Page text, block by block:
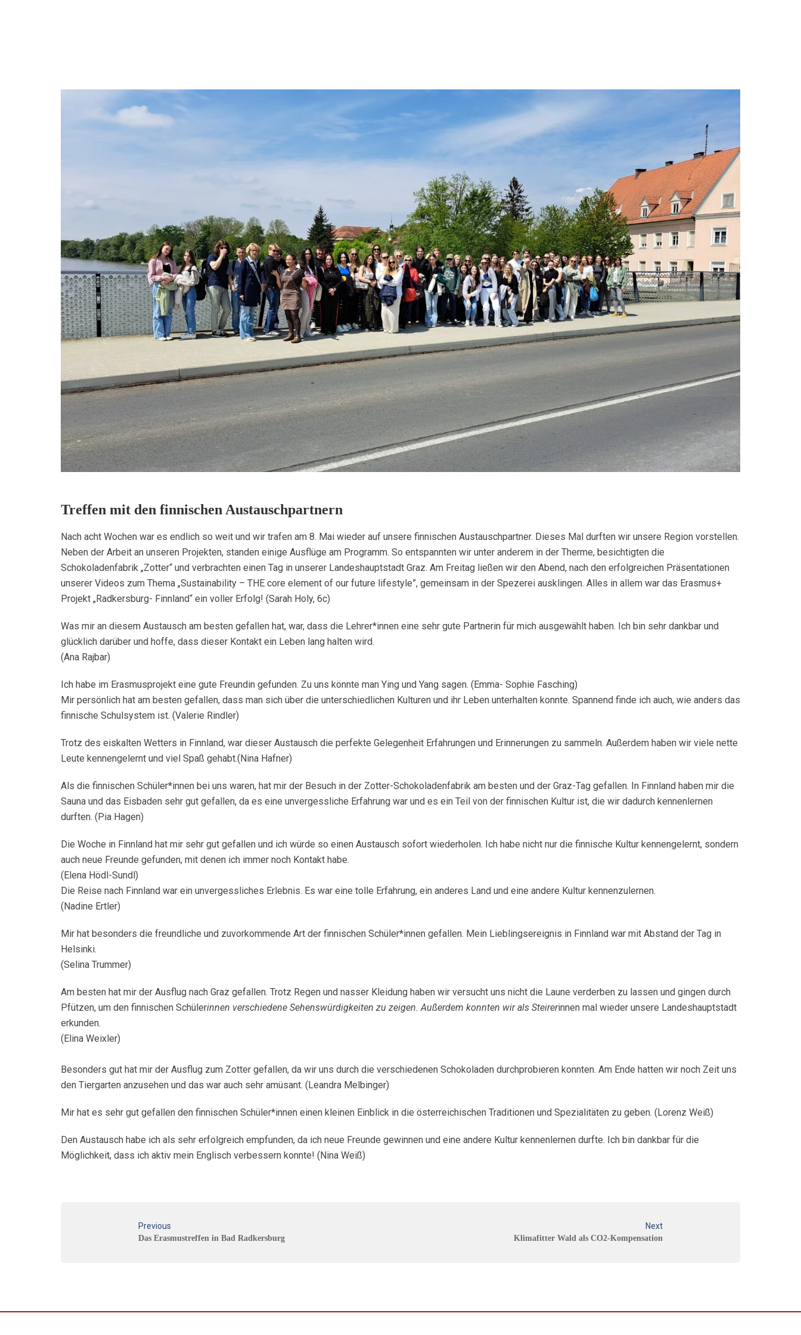
Treffen mit den finnischen Austauschpartnern
Nach acht Wochen war es endlich so weit und wir trafen am 8. Mai wieder auf unsere finnischen Austauschpartner. Dieses Mal durften wir unsere Region vorstellen.
Neben der Arbeit an unseren Projekten, standen einige Ausflüge am Programm. So entspannten wir unter anderem in der Therme, besichtigten die
Schokoladenfabrik „Zotter“ und verbrachten einen Tag in unserer Landeshauptstadt Graz. Am Freitag ließen wir den Abend, nach den erfolgreichen Präsentationen
unserer Videos zum Thema „Sustainability – THE core element of our future lifestyle”, gemeinsam in der Spezerei ausklingen. Alles in allem war das Erasmus+
Projekt „Radkersburg- Finnland“ ein voller Erfolg! (Sarah Holy, 6c)
Was mir an diesem Austausch am besten gefallen hat, war, dass die Lehrer*innen eine sehr gute Partnerin für mich ausgewählt haben. Ich bin sehr dankbar und
glücklich darüber und hoffe, dass dieser Kontakt ein Leben lang halten wird.
(Ana Rajbar)
Ich habe im Erasmusprojekt eine gute Freundin gefunden. Zu uns könnte man Ying und Yang sagen. (Emma- Sophie Fasching)
Mir persönlich hat am besten gefallen, dass man sich über die unterschiedlichen Kulturen und ihr Leben unterhalten konnte. Spannend finde ich auch, wie anders das
finnische Schulsystem ist. (Valerie Rindler)
Trotz des eiskalten Wetters in Finnland, war dieser Austausch die perfekte Gelegenheit Erfahrungen und Erinnerungen zu sammeln. Außerdem haben wir viele nette
Leute kennengelernt und viel Spaß gehabt.(Nina Hafner)
Als die finnischen Schüler*innen bei uns waren, hat mir der Besuch in der Zotter-Schokoladenfabrik am besten und der Graz-Tag gefallen. In Finnland haben mir die
Sauna und das Eisbaden sehr gut gefallen, da es eine unvergessliche Erfahrung war und es ein Teil von der finnischen Kultur ist, die wir dadurch kennenlernen
durften. (Pia Hagen)
Die Woche in Finnland hat mir sehr gut gefallen und ich würde so einen Austausch sofort wiederholen. Ich habe nicht nur die finnische Kultur kennengelernt, sondern
auch neue Freunde gefunden, mit denen ich immer noch Kontakt habe.
(Elena Hödl-Sundl)
Die Reise nach Finnland war ein unvergessliches Erlebnis. Es war eine tolle Erfahrung, ein anderes Land und eine andere Kultur kennenzulernen.
(Nadine Ertler)
Mir hat besonders die freundliche und zuvorkommende Art der finnischen Schüler*innen gefallen. Mein Lieblingsereignis in Finnland war mit Abstand der Tag in
Helsinki.
(Selina Trummer)
Am besten hat mir der Ausflug nach Graz gefallen. Trotz Regen und nasser Kleidung haben wir versucht uns nicht die Laune verderben zu lassen und gingen durch
Pfützen, um den finnischen Schülerinnen verschiedene Sehenswürdigkeiten zu zeigen. Außerdem konnten wir als Steirerinnen mal wieder unsere Landeshauptstadt
erkunden.
(Elina Weixler)
Besonders gut hat mir der Ausflug zum Zotter gefallen, da wir uns durch die verschiedenen Schokoladen durchprobieren konnten. Am Ende hatten wir noch Zeit uns
den Tiergarten anzusehen und das war auch sehr amüsant. (Leandra Melbinger)
Mir hat es sehr gut gefallen den finnischen Schüler*innen einen kleinen Einblick in die österreichischen Traditionen und Spezialitäten zu geben. (Lorenz Weiß)
Den Austausch habe ich als sehr erfolgreich empfunden, da ich neue Freunde gewinnen und eine andere Kultur kennenlernen durfte. Ich bin dankbar für die
Möglichkeit, dass ich aktiv mein Englisch verbessern konnte! (Nina Weiß)
Previous
Das Erasmustreffen in Bad Radkersburg
Next
Klimafitter Wald als CO2-Kompensation